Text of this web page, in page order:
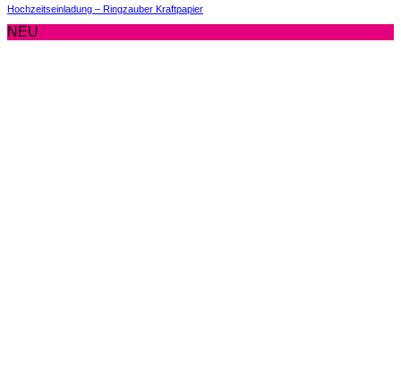
Hochzeitseinladung – Ringzauber Kraftpapier
NEU